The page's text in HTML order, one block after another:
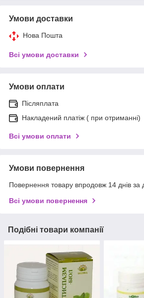
Умови доставки
Нова Пошта
Всі умови доставки
Умови оплати
Післяплата
Накладений платіж ( при отриманні)
Всі умови оплати
Умови повернення
Повернення товару впродовж 14 днів за
Всі умови повернення
Подібні товари компанії